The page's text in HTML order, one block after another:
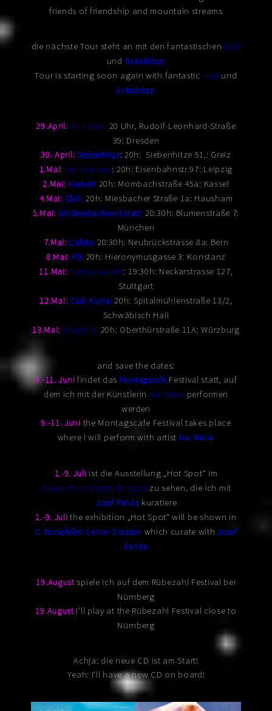
friends of friendship and mountain streams
die nächste Tour steht an mit den fantastischen NaN
und Gránátèze:
Tour is starting soon again with fantastic NaN und
Gránátèze:
29.April: AZ Conni: 20 Uhr, Rudolf-Leonhard-Straße
39: Dresden
30. April: Siebenhitze: 20h: Siebenhitze 51,: Greiz
1.Mai: Xon Xan Xop: 20h: Eisenbahnstr.97: Leipzig
2.Mai: Karnak: 20h: Mombachstraße 45a: Kassel
4.Mai: Chili, 20h: Miesbacher Straße 1a: Hausham
5.Mai: Glockenbachwerkstatt: 20:30h: Blumenstraße 7:
München
7.Mai: Cafete: 20:30h: Neubrückstrasse 8a: Bern
8.Mai: K9: 20h: Hieronymusgasse 3: Konstanz
11.Mai: NecktarGalerie: 19:30h: Neckarstrasse 127,
Stuttgart
12.Mai: Club Alpha: 20h: Spitalmühlenstraße 13/2,
Schwäbisch Hall
13.Mai: Standard: 20h: Oberthürstraße 11A: Würzburg
and save the dates:
9.-11. Juni findet das MontagscafeFestival statt, auf
dem ich mit der Künstlerin Ina Weise performen
werden
9.-11. Juni the Montagscafe Festival takes place
where I will perform with artist Ina Weise
1.-9. Juli ist die Ausstellung „Hot Spot“ im
C.Rockefeller Center Dresden zu sehen, die ich mit
Josef Panda kuratiere
1.-9. Juli the exhibition „Hot Spot“ will be shown in
C.Rockefeller Center Dresden which curate withJosef
Panda
19.Augustspiele ich auf dem Rübezahl Festival bei
Nürnberg
19.AugustI’ll play at the Rübezahl Festival close to
Nürnberg
Achja: die neue CD ist am Start!
Yeah: I’ll have a new CD on board!